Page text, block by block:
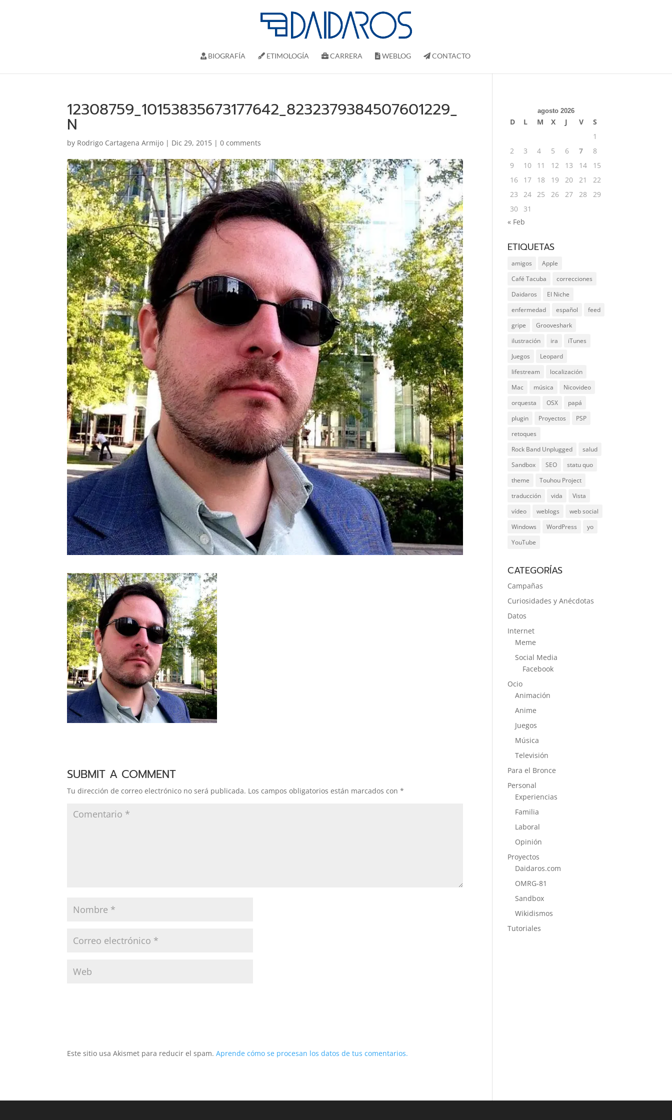
BIOGRAFÍ­A ETIMOLOGÍA CARRERA WEBLOG CONTACTO
12308759_10153835673177642_8232379384507601229_
N
by Rodrigo Cartagena Armijo | Dic 29, 2015 |0 comments
SUBMIT A COMMENT
Tu dirección de correo electrónico no será publicada. Los campos obligatorios están marcados con*
Este sitio usa Akismet para reducir el spam.Aprende cómo se procesan los datos de tus comentarios.
agosto 2026
D L M X J V
S
1
2
3 4 5 6 7
8
9
10 11 12 13 14
15
16
17 18 19 20 21
22
23
24 25 26 27 28
29
30
31
« Feb
ETIQUETAS
amigos
Apple
Café Tacuba
correcciones
Daidaros
El Niche
enfermedad
español
feed
gripe
Grooveshark
ilustración
ira
iTunes
Juegos
Leopard
lifestream
localización
Mac
música
Nicovideo
orquesta
OSX
papá
plugin
Proyectos
PSP
retoques
Rock Band Unplugged
salud
Sandbox
SEO
statu quo
theme
Touhou Project
traducción
vida
Vista
vídeo
weblogs
web social
Windows
WordPress
yo
YouTube
CATEGORÍAS
Campañas
Curiosidades y Anécdotas
Datos
Internet
Meme
Social Media
Facebook
Ocio
Animación
Anime
Juegos
Música
Televisión
Para el Bronce
Personal
Experiencias
Familia
Laboral
Opinión
Proyectos
Daidaros.com
OMRG-81
Sandbox
Wikidismos
Tutoriales